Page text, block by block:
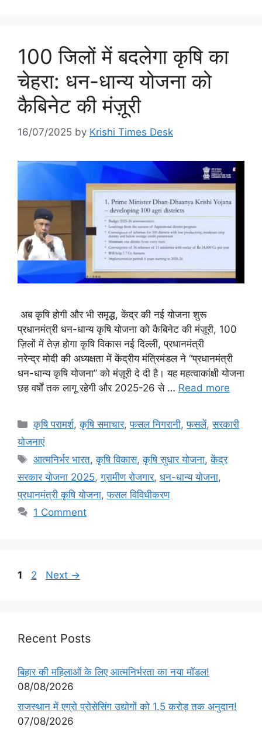
100 जिलों में बदलेगा कृषि का
चेहरा: धन-धान्य योजना को
कैबिनेट की मंज़ूरी
16/07/2025 by Krishi Times Desk
अब कृषि होगी और भी समृद्ध, केंद्र की नई योजना शुरू
प्रधानमंत्री धन-धान्य कृषि योजना को कैबिनेट की मंज़ूरी, 100
ज़िलों में तेज़ होगा कृषि विकास नई दिल्ली, प्रधानमंत्री
नरेन्द्र मोदी की अध्यक्षता में केंद्रीय मंत्रिमंडल ने “प्रधानमंत्री
धन-धान्य कृषि योजना” को मंज़ूरी दे दी है। यह महत्वाकांक्षी योजना
छह वर्षों तक लागू रहेगी और 2025-26 से … Read more
कृषि परामर्श,कृषि समाचार,फसल निगरानी,फसलें,सरकारी
योजनाएं
आत्मनिर्भर भारत,कृषि विकास,कृषि सुधार योजना,केंद्र
सरकार योजना 2025,ग्रामीण रोजगार, धन-धान्य योजना,
प्रधानमंत्री कृषि योजना,फसल विविधीकरण
1 Comment
1 2 Next →
Recent Posts
बिहार की महिलाओं के लिए आत्मनिर्भरता का नया मॉडल!
08/08/2026
राजस्थान में एग्रो प्रोसेसिंग उद्योगों को 1.5 करोड़ तक अनुदान!
07/08/2026